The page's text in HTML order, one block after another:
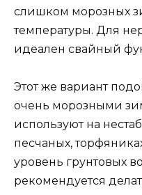
слишком морозных
температуры. Для
идеален свайный
Этот же вариант
очень морозными
используют на
песчаных,
уровень грунтовых
рекомендуется